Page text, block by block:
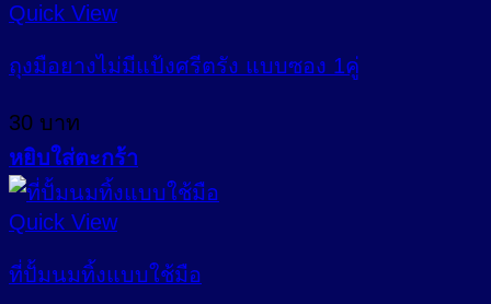
Quick View
ถุงมือยางไม่มีแป้งศรีตรัง แบบซอง 1คู่
30 บาท
หยิบใส่ตะกร้า
Quick View
ที่ปั้มนมทิ้งแบบใช้มือ